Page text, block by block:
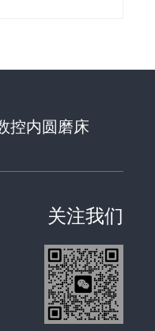
控内圆磨床
关注我们